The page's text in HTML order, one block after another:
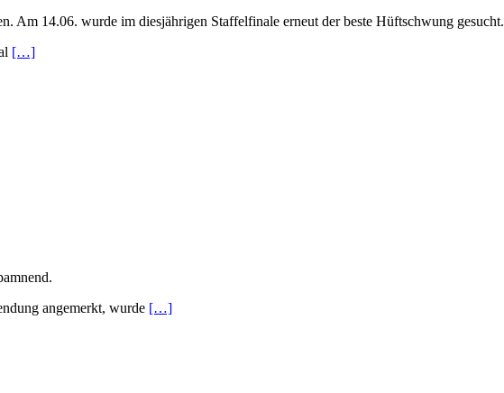
Am 14.06. wurde im diesjährigen Staffelfinale erneut der beste Hüftschwung gesucht.
[…]
angemerkt, wurde […]